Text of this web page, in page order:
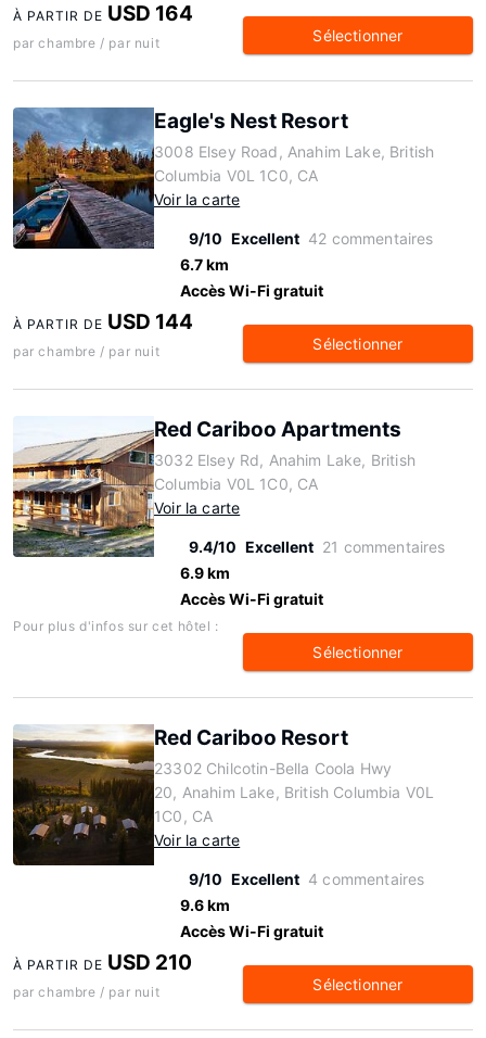
À PARTIR DE USD 164
par chambre / par nuit Sélectionner
Eagle's Nest Resort
3008 Elsey Road, Anahim Lake, British
Columbia V0L 1C0, CA
Voir la carte
9/10 Excellent 42 commentaires
6.7 km
Accès Wi-Fi gratuit
À PARTIR DE USD 144
par chambre / par nuit Sélectionner
Red Cariboo Apartments
3032 Elsey Rd, Anahim Lake, British
Columbia V0L 1C0, CA
Voir la carte
9.4/10 Excellent 21 commentaires
6.9 km
Accès Wi-Fi gratuit
Pour plus d'infos sur cet hôtel :
Sélectionner
Red Cariboo Resort
23302 Chilcotin-Bella Coola Hwy
20, Anahim Lake, British Columbia V0L
1C0, CA
Voir la carte
9/10 Excellent 4 commentaires
9.6 km
Accès Wi-Fi gratuit
À PARTIR DE USD 210
par chambre / par nuit Sélectionner